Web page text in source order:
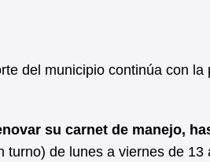
del municipio continúa con la
su carnet de manejo,
turno) de lunes a viernes de 13